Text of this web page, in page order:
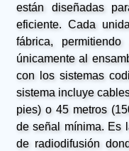
están diseñadas
eficiente. Cada
fábrica,
únicamente al
con los sistemas
sistema incluye
pies) o 45 metros
de señal mínima. Es
de radiodifusión